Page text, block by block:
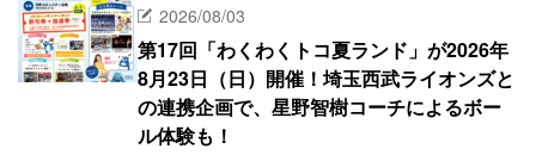
2026/08/03
第17回「わくわくトコ夏ランド」が2026年
8月23日（日）開催！埼玉西武ライオンズと
の連携企画で、星野智樹コーチによるボー
ル体験も！